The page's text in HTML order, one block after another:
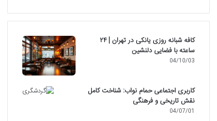
کافه شبانه روزی یانکی در تهران | ۲۴
ساعته با فضایی دلنشین
04/10/03
کاربری اجتماعی حمام نواب: شناخت کامل
نقش تاریخی و فرهنگی
04/07/01